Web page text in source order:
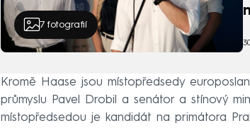
7 fotografií
Kromě Haase jsou místopředsedy
průmyslu Pavel Drobil a senátor a stínový
místopředsedou je kandidát na primátora